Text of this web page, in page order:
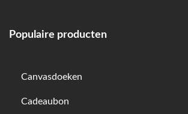
Populaire producten
Canvasdoeken
Cadeaubon